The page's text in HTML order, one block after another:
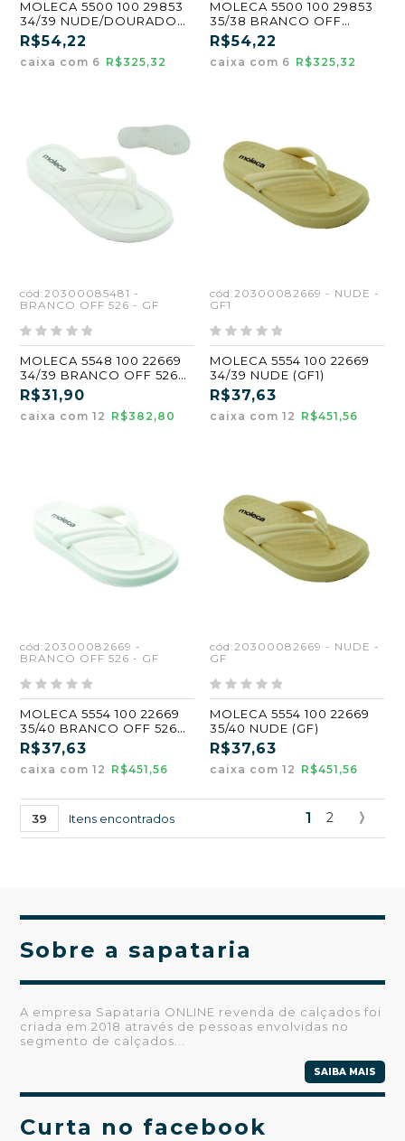
MOLECA 5500 100 29853
34/39 NUDE/DOURADO
(GF2) (CX6)
R$54,22
caixa com 6 R$325,32
MOLECA 5500 100 29853
35/38 BRANCO OFF
526/DOURADO (GF3)
(CX6)
R$54,22
caixa com 6 R$325,32
cód:20300085481 -
BRANCO OFF 526 - GF
MOLECA 5548 100 22669
34/39 BRANCO OFF 526
(GF)
R$31,90
caixa com 12 R$382,80
cód:20300082669 - NUDE -
GF1
MOLECA 5554 100 22669
34/39 NUDE (GF1)
R$37,63
caixa com 12 R$451,56
cód:20300082669 -
BRANCO OFF 526 - GF
MOLECA 5554 100 22669
35/40 BRANCO OFF 526
(GF)
R$37,63
caixa com 12 R$451,56
cód:20300082669 - NUDE -
GF
MOLECA 5554 100 22669
35/40 NUDE (GF)
R$37,63
caixa com 12 R$451,56
39 Itens encontrados 1 2
Sobre a sapataria
A empresa Sapataria ONLINE revenda de calçados foi
criada em 2018 através de pessoas envolvidas no
segmento de calçados...
SAIBA MAIS
Curta no facebook